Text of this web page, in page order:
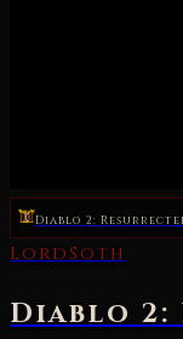
Diablo 2:
LordSoth
Diablo 2: